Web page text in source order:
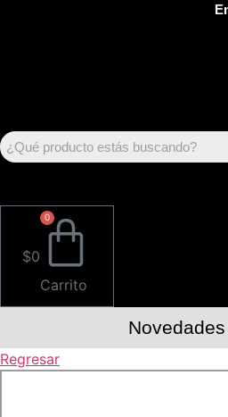
Buscar:
$0
0
Carrito
Novedades
Regresar